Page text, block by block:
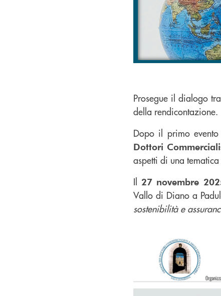
Prosegue il dialogo
della rendicontazione.
Dopo il primo
Dottori
aspetti di una
Il 27 novembre
Vallo di Diano a
sostenibilità e